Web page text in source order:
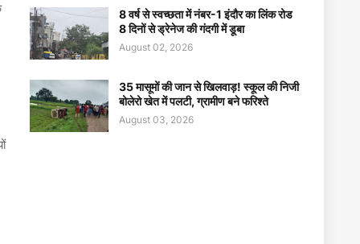
8 वर्ष से स्वच्छता में नंबर-1 इंदौर का लिंक रोड
8 दिनों से ड्रेनेज की गंदगी में डूबा
August 02, 2026
35 मासूमों की जान से खिलवाड़! स्कूल की निजी
बोलेरो खेत में पलटी, ग्रामीण बने फरिश्ते
August 03, 2026